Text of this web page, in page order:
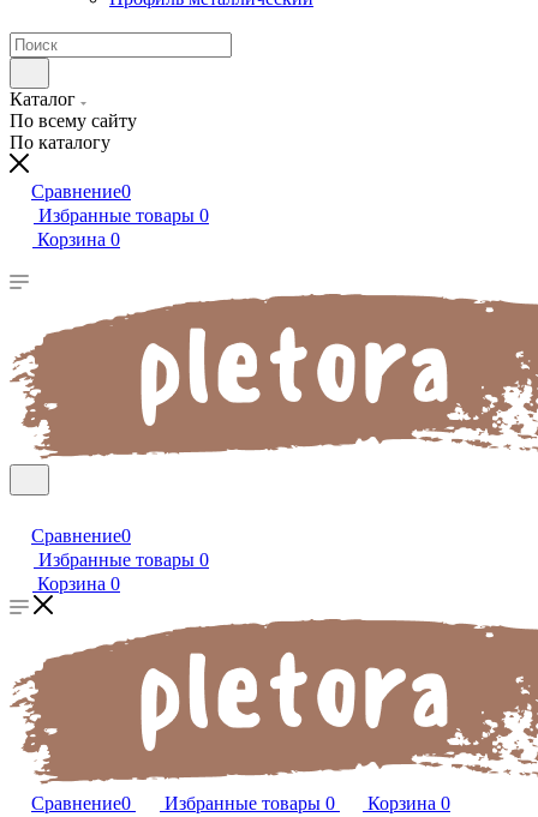
Каталог
По всему сайту
По каталогу
Сравнение0
Избранные товары 0
Корзина 0
Сравнение0
Избранные товары 0
Корзина 0
Сравнение0 Избранные товары 0 Корзина 0